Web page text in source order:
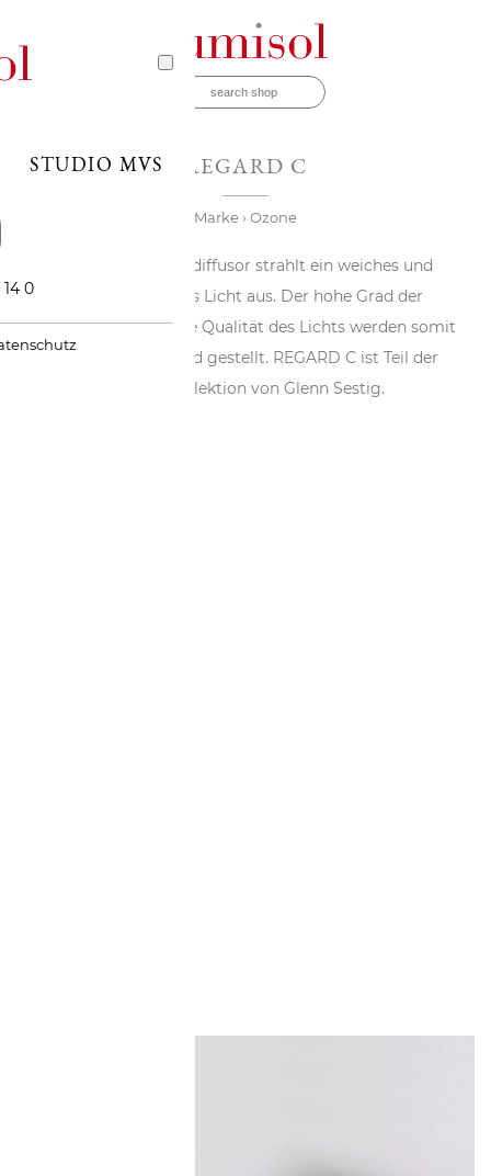
STUDIO MVS
0
REGARD C
Marke› Ozone
Ein einziger Lichtdiffusor strahlt ein weiches und
atmosphärisches Licht aus. Der hohe Grad der
Verarbeitung und die Qualität des Lichts werden somit
in den Vordergrund gestellt. REGARD C ist Teil der
Regard-Kollektion von Glenn Sestig.